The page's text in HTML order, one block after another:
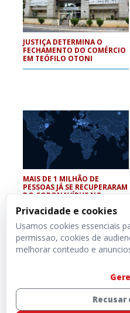
JUSTIÇA DETERMINA O
FECHAMENTO DO COMÉRCIO
EM TEÓFILO OTONI
MAIS DE 1 MILHÃO DE
PESSOAS JÁ SE RECUPERARAM
DO CORONAVÍRUS NO
Privacidade e cookies
Usamos cookies essenciais
permissao, cookies de
melhorar conteudo e
Recusar